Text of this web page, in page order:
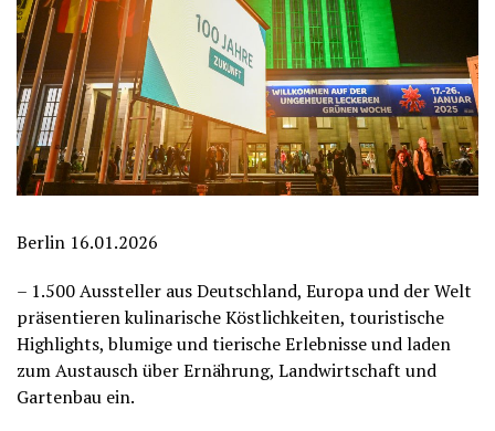
Berlin 16.01.2026
– 1.500 Aussteller aus Deutschland, Europa und der Welt
präsentieren kulinarische Köstlichkeiten, touristische
Highlights, blumige und tierische Erlebnisse und laden
zum Austausch über Ernährung, Landwirtschaft und
Gartenbau ein.